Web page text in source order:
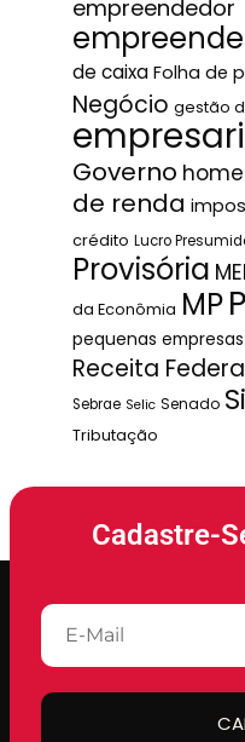
empreendedor
de caixa Folha de
Negócio gestão
Governo
de renda
crédito Lucro
Provisória MEI
da Econômia MP
pequenas empresas
Receita
Sebrae Selic Senado
Tributação
Cadastre-